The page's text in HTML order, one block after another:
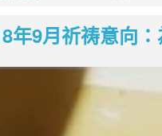
年9月祈祷意向